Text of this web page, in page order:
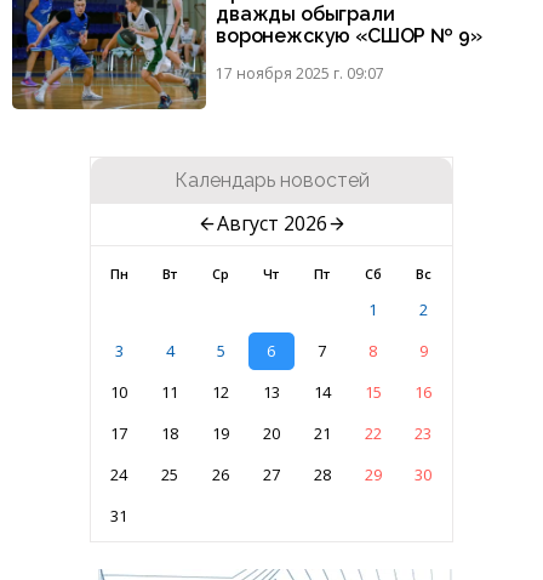
дважды обыграли
воронежскую «СШОР № 9»
17 ноября 2025 г. 09:07
Календарь новостей
Август 2026
Пн Вт Ср Чт Пт Сб Вс
1
2
3
4 5 6 7 8
9
10
11 12 13 14 15
16
17
18 19 20 21 22
23
24
25 26 27 28 29
30
31